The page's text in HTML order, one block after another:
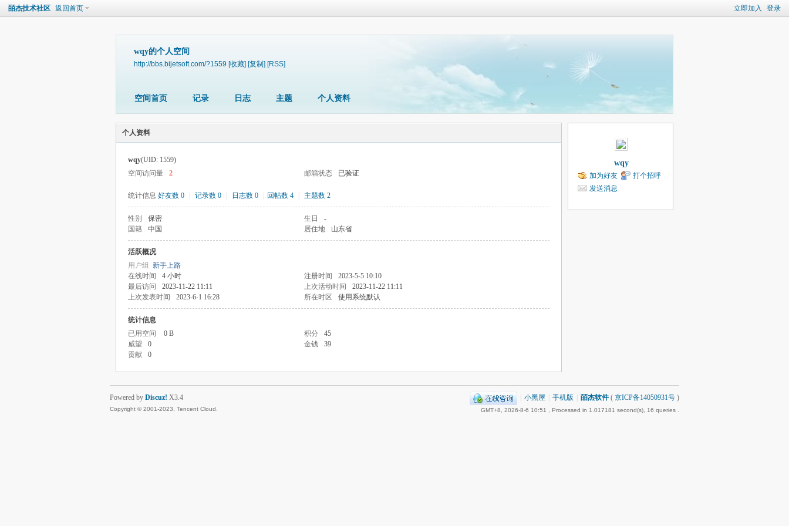
立即加入 登录
皕杰技术社区 返回首页
wqy的个人空间
http://bbs.bijetsoft.com/?1559 [收藏] [复制] [RSS]
空间首页 记录 日志 主题 个人资料
个人资料
wqy(UID: 1559)
空间访问量
2 邮箱状态 已验证
统计信息 好友数 0 记录数 0 日志数 0 回帖数 4 主题数 2
性别 保密 生日
-
国籍
中国 居住地 山东省
活跃概况
用户组 新手上路
在线时间
4 小时 注册时间
2023-5-5 10:10
最后访问
2023-11-22 11:11 上次活动时间
2023-11-22 11:11
上次发表时间
2023-6-1 16:28 所在时区 使用系统默认
统计信息
已用空间
0 B 积分
45
威望
0 金钱
39
贡献
0
wqy
加为好友
打个招呼
发送消息
小黑屋 手机版 皕杰软件( 京ICP备14050931号 )
GMT+8, 2026-8-6 10:51 , Processed in 1.017181 second(s), 16 queries .
Powered by Discuz! X3.4
Copyright © 2001-2023, Tencent Cloud.